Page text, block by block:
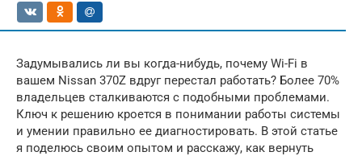
Задумывались ли вы когда-нибудь, почему Wi-Fi в
вашем Nissan 370Z вдруг перестал работать? Более 70%
владельцев сталкиваются с подобными проблемами.
Ключ к решению кроется в понимании работы системы
и умении правильно ее диагностировать. В этой статье
я поделюсь своим опытом и расскажу, как вернуть